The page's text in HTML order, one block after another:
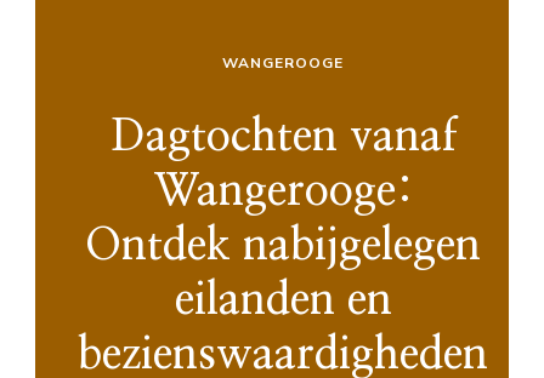
WANGEROOGE
Dagtochten vanaf
Wangerooge:
Ontdek nabijgelegen
eilanden en
bezienswaardigheden